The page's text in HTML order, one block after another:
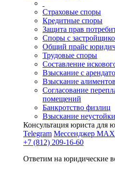
Страховые споры
Кредитные споры
Защита прав
Споры с
Общий прайс
Трудовые споры
Составление
Взыскание с
Взыскание алиментов
Cогласование
помещений
Банкротство физлиц
Взыскание
Консультация юриста для
Telegram Мессенджер MAX
+7 (812) 209-16-60
Ответим на юридические